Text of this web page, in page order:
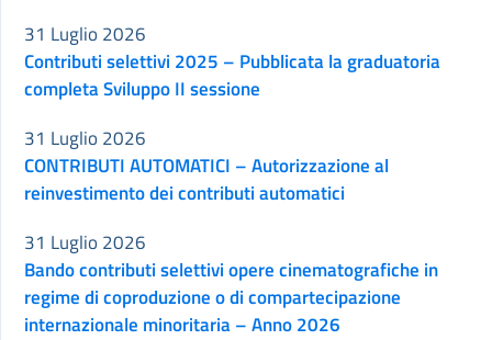
Contributi selettivi 2025 – Pubblicata la graduatoria
completa Sviluppo II sessione
31 Luglio 2026
CONTRIBUTI AUTOMATICI – Autorizzazione al
reinvestimento dei contributi automatici
31 Luglio 2026
Bando contributi selettivi opere cinematografiche in
regime di coproduzione o di compartecipazione
internazionale minoritaria – Anno 2026
31 Luglio 2026